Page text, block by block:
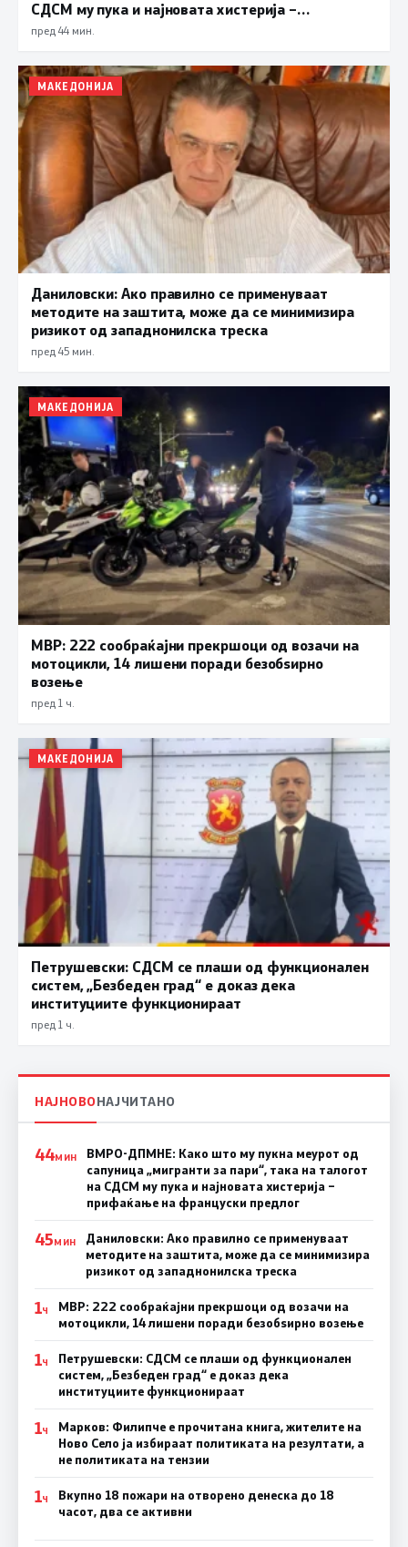
СДСМ му пука и најновата хистерија –
прифаќање на француски предлог
пред 44 мин.
МАКЕДОНИЈА
Даниловски: Ако правилно се применуваат
методите на заштита, може да се минимизира
ризикот од западнонилска треска
пред 45 мин.
МАКЕДОНИЈА
МВР: 222 сообраќајни прекршоци од возачи на
мотоцикли, 14 лишени поради безобѕирно
возење
пред 1 ч.
МАКЕДОНИЈА
Петрушевски: СДСМ се плаши од функционален
систем, „Безбеден град“ е доказ дека
институциите функционираат
пред 1 ч.
НАЈНОВОНАЈЧИТАНО
44МИН
ВМРО-ДПМНЕ: Како што му пукна меурот од
сапуница „мигранти за пари“, така на талогот
на СДСМ му пука и најновата хистерија –
прифаќање на француски предлог
45МИН
Даниловски: Ако правилно се применуваат
методите на заштита, може да се минимизира
ризикот од западнонилска треска
1Ч
МВР: 222 сообраќајни прекршоци од возачи на
мотоцикли, 14 лишени поради безобѕирно возење
1Ч
Петрушевски: СДСМ се плаши од функционален
систем, „Безбеден град“ е доказ дека
институциите функционираат
1Ч
Марков: Филипче е прочитана книга, жителите на
Ново Село ја избираат политиката на резултати, а
не политиката на тензии
1Ч
Вкупно 18 пожари на отворено денеска до 18
часот, два се активни